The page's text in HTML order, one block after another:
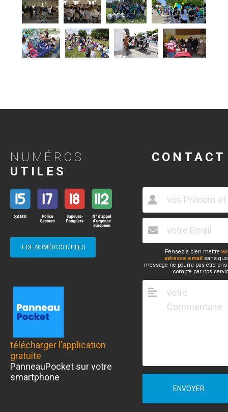
NUMÉROS
UTILES
+ DE NUMÉROS UTILES
télécharger l’application
gratuite
PanneauPocket sur votre
smartphone
CONTACT
Pensez à bien mettre
adresse email sans
message ne pourra pas être
compte par nos
ENVOYER